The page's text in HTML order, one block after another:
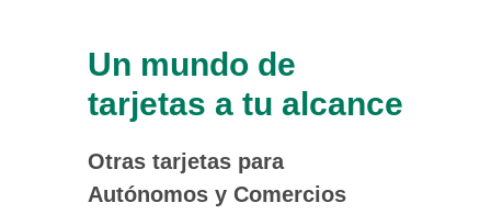
Un mundo de
tarjetas a tu alcance
Otras tarjetas para
Autónomos y Comercios